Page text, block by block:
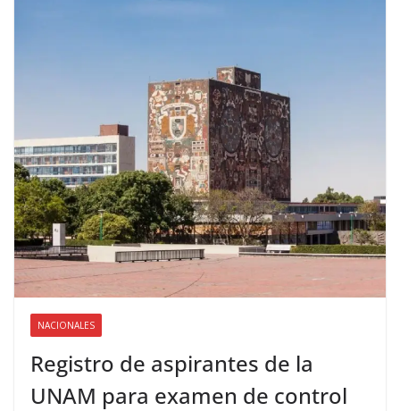
NACIONALES
Registro de aspirantes de la
UNAM para examen de control